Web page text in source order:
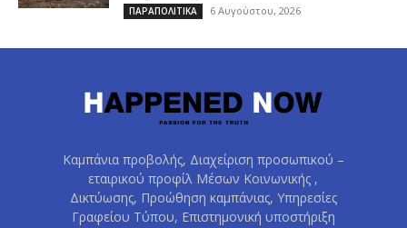
ΠΑΡΑΠΟΛΙΤΙΚΑ 6 Αυγούστου, 2026
Καμπάνια προβολής, Διαχείριση προσωπικού –
εταιρικού προφίλ Μέσων Κοινωνικής ,
Δικτύωσης, Προώθηση καμπάνιας, Υπηρεσίες
Γραφείου Τύπου, Επιστημονική υποστήριξη